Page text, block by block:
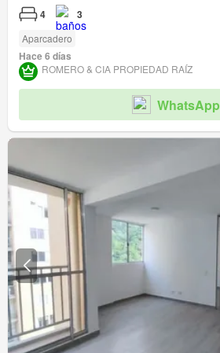
4 3
Aparcadero
Hace 6 días
ROMERO & CIA PROPIEDAD RAÍ­Z
WhatsApp